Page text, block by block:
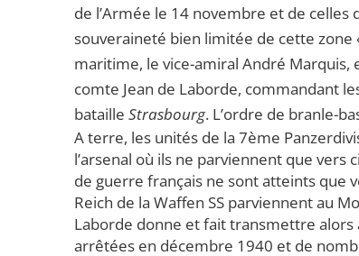
de l’Armée le 14 novembre et de celles
souveraineté bien limitée de cette zone
maritime, le vice-amiral André Marquis,
comte Jean de Laborde, commandant
bataille Strasbourg. L’ordre de branle-
A terre, les unités de la 7ème
l’arsenal où ils ne parviennent que
de guerre français ne sont atteints que
Reich de la Waffen SS parviennent au
Laborde donne et fait transmettre alors
arrêtées en décembre 1940 et de